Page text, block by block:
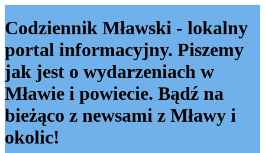
Codziennik Mławski - lokalny
portal informacyjny. Piszemy
jak jest o wydarzeniach w
Mławie i powiecie. Bądź na
bieżąco z newsami z Mławy i
okolic!